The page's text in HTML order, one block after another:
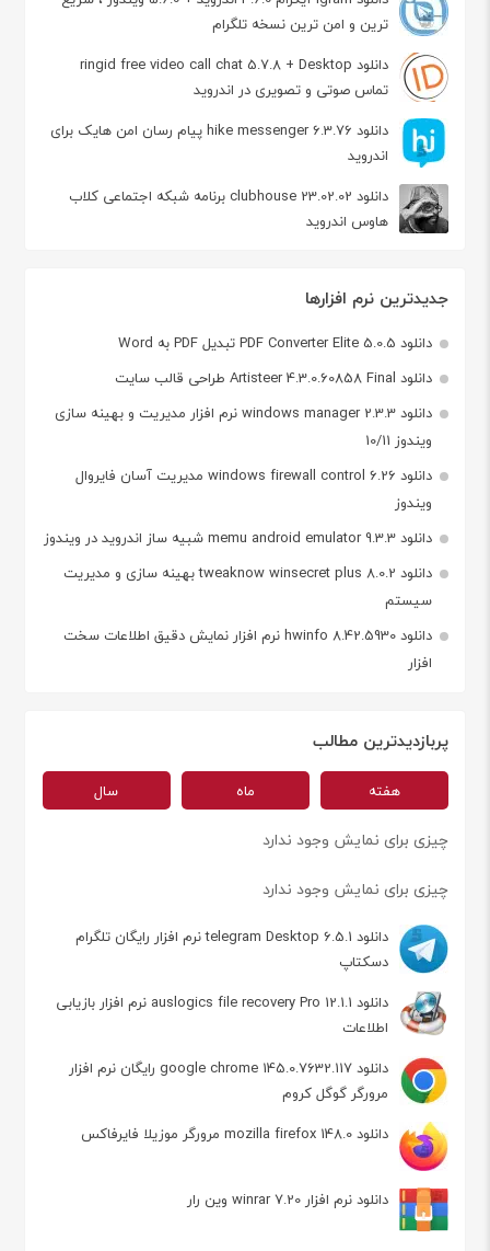
ترین و امن ترین نسخه تلگرام
دانلود ringid free video call chat 5.7.8 + Desktop
تماس صوتی و تصویری در اندروید
دانلود hike messenger 6.3.76 پیام‌ رسان‌ امن هایک برای
اندروید
دانلود clubhouse 23.02.02 برنامه شبکه اجتماعی کلاب
هاوس اندروید
جدیدترین نرم افزارها
دانلود PDF Converter Elite 5.0.5 تبدیل PDF به Word
دانلود Artisteer 4.3.0.60858 Final طراحی قالب سایت
دانلود windows manager 2.3.3 نرم افزار مدیریت و بهینه سازی
ویندوز 10/11
دانلود windows firewall control 6.26 مدیریت آسان فایروال
ویندوز
دانلود memu android emulator 9.3.3 شبیه ساز اندروید در ویندوز
دانلود tweaknow winsecret plus 8.0.2 بهینه سازی و مدیریت
سیستم
دانلود hwinfo 8.42.5930 نرم افزار نمایش دقیق اطلاعات سخت
افزار
پربازدیدترین مطالب
هفته ماه سال
چیزی برای نمایش وجود ندارد
چیزی برای نمایش وجود ندارد
دانلود telegram Desktop 6.5.1 نرم افزار رایگان تلگرام
دسکتاپ
دانلود auslogics file recovery Pro 12.1.1 نرم افزار بازیابی
اطلاعات
دانلود google chrome 145.0.7632.117 رایگان نرم افزار
مرورگر گوگل کروم
دانلود mozilla firefox 148.0 مرورگر موزیلا فایرفاکس
دانلود نرم افزار winrar 7.20 وین رار